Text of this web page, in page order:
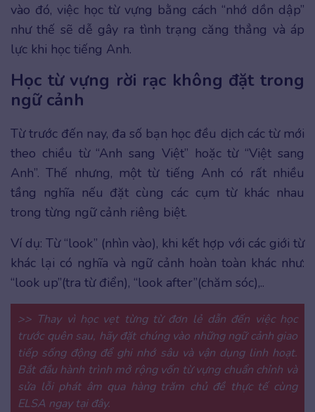
vào đó, việc học từ vựng bằng cách “nhớ dồn dập”
như thế sẽ dễ gây ra tình trạng căng thẳng và áp
lực khi học tiếng Anh.
Học từ vựng rời rạc không đặt trong
ngữ cảnh
Từ trước đến nay, đa số bạn học đều dịch các từ mới
theo chiều từ “Anh sang Việt” hoặc từ “Việt sang
Anh”. Thế nhưng, một từ tiếng Anh có rất nhiều
tầng nghĩa nếu đặt cùng các cụm từ khác nhau
trong từng ngữ cảnh riêng biệt.
Ví dụ: Từ “look” (nhìn vào), khi kết hợp với các giới từ
khác lại có nghĩa và ngữ cảnh hoàn toàn khác như:
“look up”(tra từ điển), “look after”(chăm sóc),..
>> Thay vì học vẹt từng từ đơn lẻ dẫn đến việc học
trước quên sau, hãy đặt chúng vào những ngữ cảnh giao
tiếp sống động để ghi nhớ sâu và vận dụng linh hoạt.
Bắt đầu hành trình mở rộng vốn từ vựng chuẩn chỉnh và
sửa lỗi phát âm qua hàng trăm chủ đề thực tế cùng
ELSA ngay tại đây.